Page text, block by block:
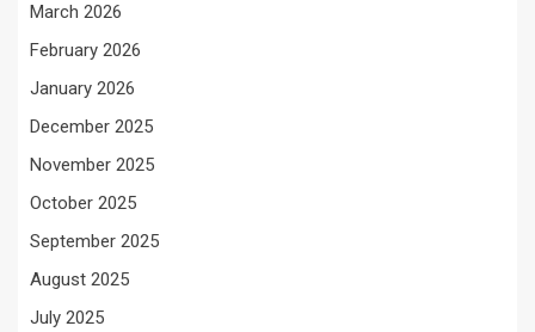
March 2026
February 2026
January 2026
December 2025
November 2025
October 2025
September 2025
August 2025
July 2025